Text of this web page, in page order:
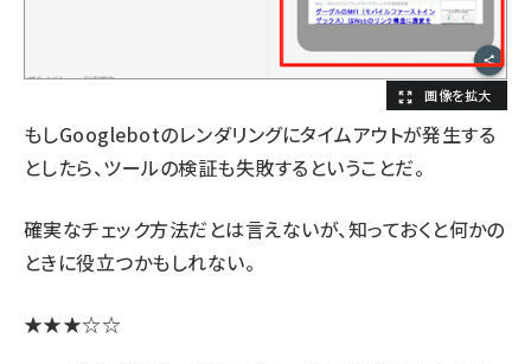
もしGooglebotのレンダリングにタイムアウトが発生する
としたら、ツールの検証も失敗するということだ。
確実なチェック方法だとは言えないが、知っておくと何かの
ときに役立つかもしれない。
★★★☆☆